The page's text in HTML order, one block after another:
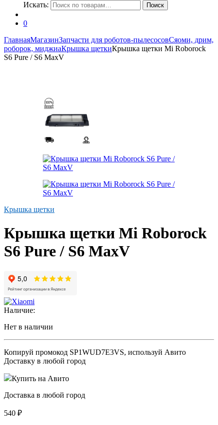
Искать:
Поиск
0
ГлавнаяМагазинЗапчасти для роботов-пылесосовСяоми, дрим,
роборок, миджиаКрышка щеткиКрышка щетки Mi Roborock
S6 Pure / S6 MaxV
Крышка щетки
Крышка щетки Mi Roborock
S6 Pure / S6 MaxV
Наличие:
Нет в наличии
Копируй промокод SP1WUD7E3VS, используй Авито
Доставку в любой город
Купить на Авито
Доставка в любой город
540 ₽